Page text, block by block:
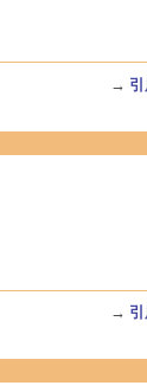
→
→